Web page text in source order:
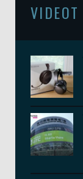
VIDEOT